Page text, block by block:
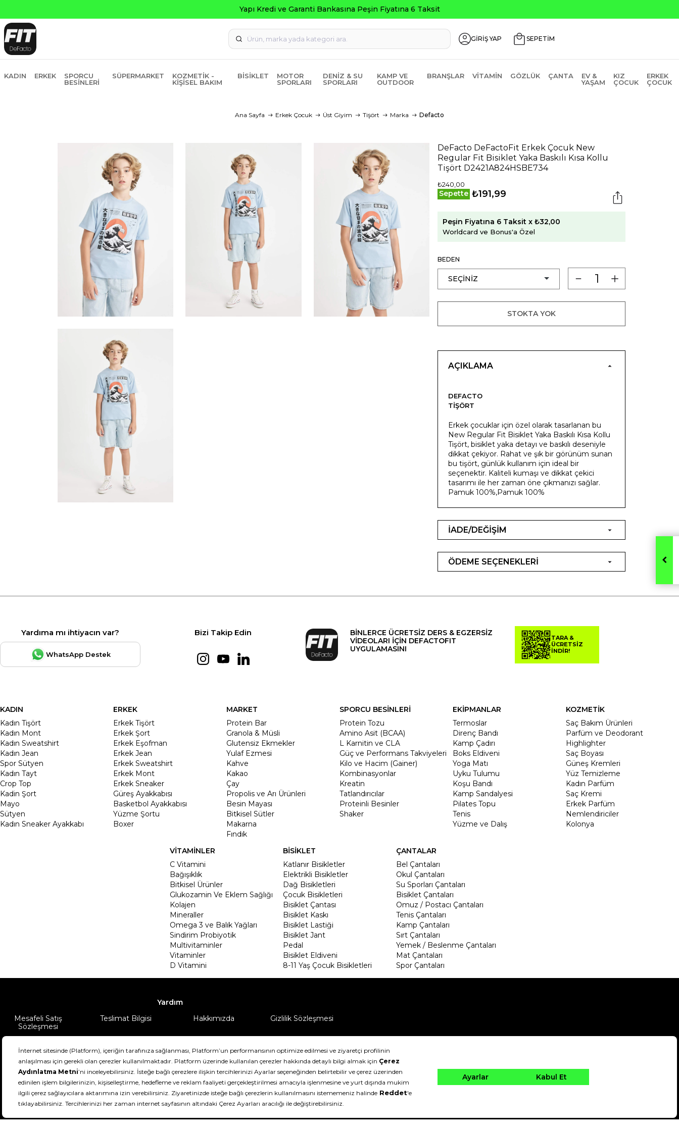
GİRİŞ YAP SEPETİM
KADIN ERKEK
SPORCU
BESINLERI
SÜPERMARKET
KOZMETIK -
KIŞISEL BAKIM
BISIKLET
MOTOR
SPORLARI
DENIZ & SU
SPORLARI
KAMP VE
OUTDOOR
BRANŞLAR VITAMIN GÖZLÜK ÇANTA
EV &
YAŞAM
KIZ
ÇOCUK
ERKEK
ÇOCUK
Ana Sayfa Erkek Çocuk Üst Giyim Tişört Marka Defacto
DeFacto DeFactoFit Erkek Çocuk New
Regular Fit Bisiklet Yaka Baskılı Kısa Kollu
Tişört D2421A824HSBE734
₺240,00
Sepette ₺191,99
Peşin Fiyatına 6 Taksit x ₺32,00
Worldcard ve Bonus'a Özel
BEDEN
STOKTA YOK
AÇIKLAMA
DEFACTO
TIŞÖRT
Erkek çocuklar için özel olarak tasarlanan bu
New Regular Fit Bisiklet Yaka Baskılı Kısa Kollu
Tişört, bisiklet yaka detayı ve baskılı deseniyle
dikkat çekiyor. Rahat ve şık bir görünüm sunan
bu tişört, günlük kullanım için ideal bir
seçenektir. Kaliteli kumaşı ve dikkat çekici
tasarımı ile her zaman öne çıkmanızı sağlar.
Pamuk 100%,Pamuk 100%
İADE/DEĞİŞİM
ÖDEME SEÇENEKLERİ
Yardıma mı ihtiyacın var?
WhatsApp Destek
Bizi Takip Edin
BİNLERCE ÜCRETSİZ DERS & EGZERSİZ
VİDEOLARI İÇİN DEFACTOFIT
UYGULAMASINI
TARA &
ÜCRETSİZ
İNDİR!
KADIN
Kadın Tişört
Kadın Mont
Kadın Sweatshirt
Kadın Jean
Spor Sütyen
Kadın Tayt
Crop Top
Kadin Şort
Mayo
Sütyen
Kadın Sneaker Ayakkabı
ERKEK
Erkek Tişört
Erkek Şort
Erkek Eşofman
Erkek Jean
Erkek Sweatshirt
Erkek Mont
Erkek Sneaker
Güreş Ayakkabısı
Basketbol Ayakkabısı
Yüzme Şortu
Boxer
MARKET
Protein Bar
Granola & Müsli
Glutensiz Ekmekler
Yulaf Ezmesi
Kahve
Kakao
Çay
Propolis ve Arı Ürünleri
Besin Mayası
Bitkisel Sütler
Makarna
Fındık
SPORCU BESİNLERİ
Protein Tozu
Amino Asit (BCAA)
L Karnitin ve CLA
Güç ve Performans Takviyeleri
Kilo ve Hacim (Gainer)
Kombinasyonlar
Kreatin
Tatlandırıcılar
Proteinli Besinler
Shaker
EKİPMANLAR
Termoslar
Direnç Bandı
Kamp Çadırı
Boks Eldiveni
Yoga Matı
Uyku Tulumu
Koşu Bandı
Kamp Sandalyesi
Pilates Topu
Tenis
Yüzme ve Dalış
KOZMETİK
Saç Bakım Ürünleri
Parfüm ve Deodorant
Highlighter
Saç Boyası
Güneş Kremleri
Yüz Temizleme
Kadın Parfüm
Saç Kremi
Erkek Parfüm
Nemlendiriciler
Kolonya
VİTAMİNLER
C Vitamini
Bağışıklık
Bitkisel Ürünler
Glukozamin Ve Eklem Sağlığı
Kolajen
Mineraller
Omega 3 ve Balık Yağları
Sindirim Probiyotik
Multivitaminler
Vitaminler
D Vitamini
BİSİKLET
Katlanır Bisikletler
Elektrikli Bisikletler
Dağ Bisikletleri
Çocuk Bisikletleri
Bisiklet Çantası
Bisiklet Kaskı
Bisiklet Lastiği
Bisiklet Jant
Pedal
Bisiklet Eldiveni
8-11 Yaş Çocuk Bisikletleri
ÇANTALAR
Bel Çantaları
Okul Çantaları
Su Sporları Çantaları
Bisiklet Çantaları
Omuz / Postacı Çantaları
Tenis Çantaları
Kamp Çantaları
Sırt Çantaları
Yemek / Beslenme Çantaları
Mat Çantaları
Spor Çantaları
Yardım
Mesafeli Satış
Sözleşmesi
Teslimat Bilgisi Hakkımızda Gizlilik Sözleşmesi
DeFactoFIT ©️ 2022-2026. Tüm hakları saklıdır.